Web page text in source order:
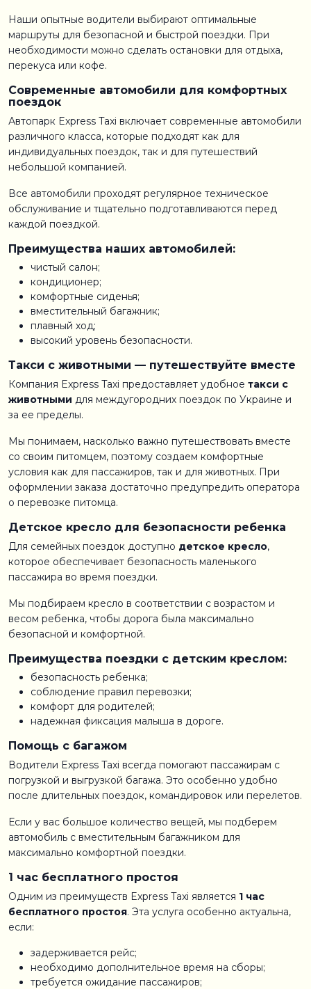
Наши опытные водители выбирают оптимальные
маршруты для безопасной и быстрой поездки. При
необходимости можно сделать остановки для отдыха,
перекуса или кофе.
Современные автомобили для комфортных
поездок
Автопарк Express Taxi включает современные автомобили
различного класса, которые подходят как для
индивидуальных поездок, так и для путешествий
небольшой компанией.
Все автомобили проходят регулярное техническое
обслуживание и тщательно подготавливаются перед
каждой поездкой.
Преимущества наших автомобилей:
чистый салон;
кондиционер;
комфортные сиденья;
вместительный багажник;
плавный ход;
высокий уровень безопасности.
Такси с животными — путешествуйте вместе
Компания Express Taxi предоставляет удобное такси с
животными для междугородних поездок по Украине и
за ее пределы.
Мы понимаем, насколько важно путешествовать вместе
со своим питомцем, поэтому создаем комфортные
условия как для пассажиров, так и для животных. При
оформлении заказа достаточно предупредить оператора
о перевозке питомца.
Детское кресло для безопасности ребенка
Для семейных поездок доступно детское кресло,
которое обеспечивает безопасность маленького
пассажира во время поездки.
Мы подбираем кресло в соответствии с возрастом и
весом ребенка, чтобы дорога была максимально
безопасной и комфортной.
Преимущества поездки с детским креслом:
безопасность ребенка;
соблюдение правил перевозки;
комфорт для родителей;
надежная фиксация малыша в дороге.
Помощь с багажом
Водители Express Taxi всегда помогают пассажирам с
погрузкой и выгрузкой багажа. Это особенно удобно
после длительных поездок, командировок или перелетов.
Если у вас большое количество вещей, мы подберем
автомобиль с вместительным багажником для
максимально комфортной поездки.
1 час бесплатного простоя
Одним из преимуществ Express Taxi является 1 час
бесплатного простоя. Эта услуга особенно актуальна,
если:
задерживается рейс;
необходимо дополнительное время на сборы;
требуется ожидание пассажиров;